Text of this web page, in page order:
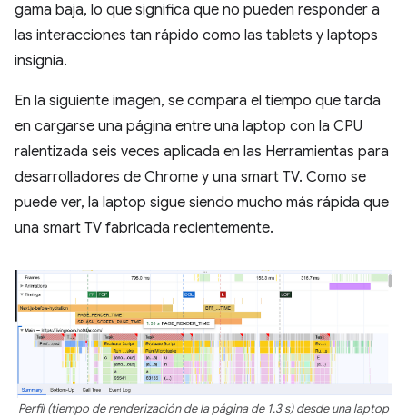
gama baja, lo que significa que no pueden responder a
las interacciones tan rápido como las tablets y laptops
insignia.
En la siguiente imagen, se compara el tiempo que tarda
en cargarse una página entre una laptop con la CPU
ralentizada seis veces aplicada en las Herramientas para
desarrolladores de Chrome y una smart TV. Como se
puede ver, la laptop sigue siendo mucho más rápida que
una smart TV fabricada recientemente.
Perfil (tiempo de renderización de la página de 1.3 s) desde una laptop